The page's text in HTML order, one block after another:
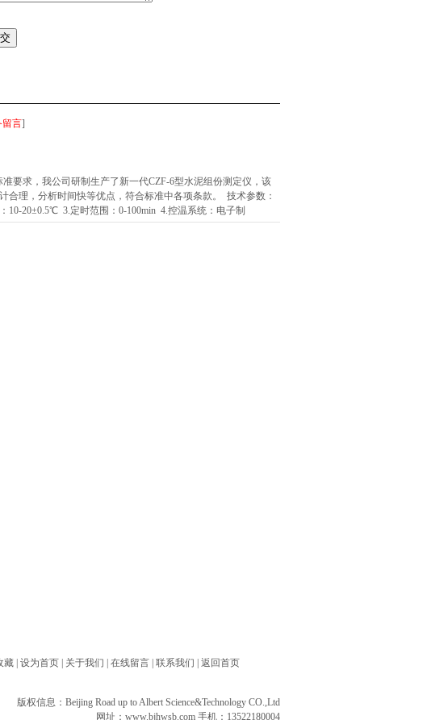
留言]
要求，我公司研制生产了新一代CZF-6型水泥组份测定仪，该
合理，分析时间快等优点，符合标准中各项条款。 技术参数：
10-20±0.5℃ 3.定时范围：0-100min 4.控温系统：电子制
藏 设为首页 关于我们 在线留言 联系我们 返回首页
版权信息：Beijing Road up to Albert Science&Technology CO.,Ltd
网址： www.bjhwsb.com 手机：13522180004